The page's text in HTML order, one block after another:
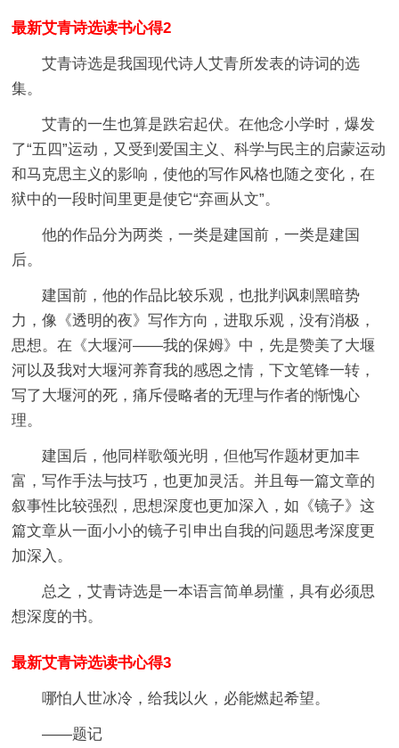
最新艾青诗选读书心得2
艾青诗选是我国现代诗人艾青所发表的诗词的选
集。
艾青的一生也算是跌宕起伏。在他念小学时，爆发
了“五四”运动，又受到爱国主义、科学与民主的启蒙运动
和马克思主义的影响，使他的写作风格也随之变化，在
狱中的一段时间里更是使它“弃画从文”。
他的作品分为两类，一类是建国前，一类是建国
后。
建国前，他的作品比较乐观，也批判讽刺黑暗势
力，像《透明的夜》写作方向，进取乐观，没有消极，
思想。在《大堰河——我的保姆》中，先是赞美了大堰
河以及我对大堰河养育我的感恩之情，下文笔锋一转，
写了大堰河的死，痛斥侵略者的无理与作者的惭愧心
理。
建国后，他同样歌颂光明，但他写作题材更加丰
富，写作手法与技巧，也更加灵活。并且每一篇文章的
叙事性比较强烈，思想深度也更加深入，如《镜子》这
篇文章从一面小小的镜子引申出自我的问题思考深度更
加深入。
总之，艾青诗选是一本语言简单易懂，具有必须思
想深度的书。
最新艾青诗选读书心得3
哪怕人世冰冷，给我以火，必能燃起希望。
——题记